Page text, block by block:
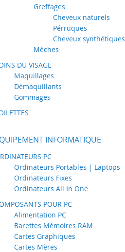
Greffages
Cheveux naturels
Pérruques
Cheveux synthétiques
Mèches
DU VISAGE
Maquillages
Démaquillants
Gommages
INFORMATIQUE
PC
Ordinateurs Portables | Laptops
Ordinateurs Fixes
Ordinateurs All In One
POUR PC
Alimentation PC
Barettes Mémoires RAM
Cartes Graphiques
Cartes Mères